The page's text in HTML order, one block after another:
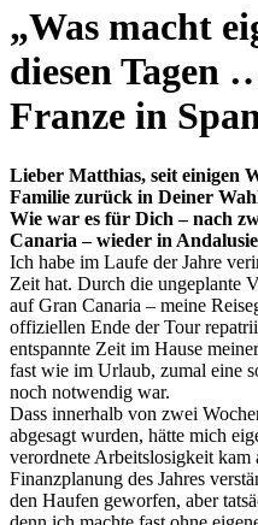
„Was macht
diesen Tagen
Franze in
Lieber Matthias, seit einigen
Familie zurück in Deiner
Wie war es für Dich – nach
Canaria – wieder in
Ich habe im Laufe der Jahre
Zeit hat. Durch die ungeplante
auf Gran Canaria – meine
offiziellen Ende der Tour
entspannte Zeit im Hause
fast wie im Urlaub, zumal eine
noch notwendig war.
Dass innerhalb von zwei
abgesagt wurden, hätte mich
verordnete Arbeitslosigkeit
Finanzplanung des Jahres
den Haufen geworfen, aber